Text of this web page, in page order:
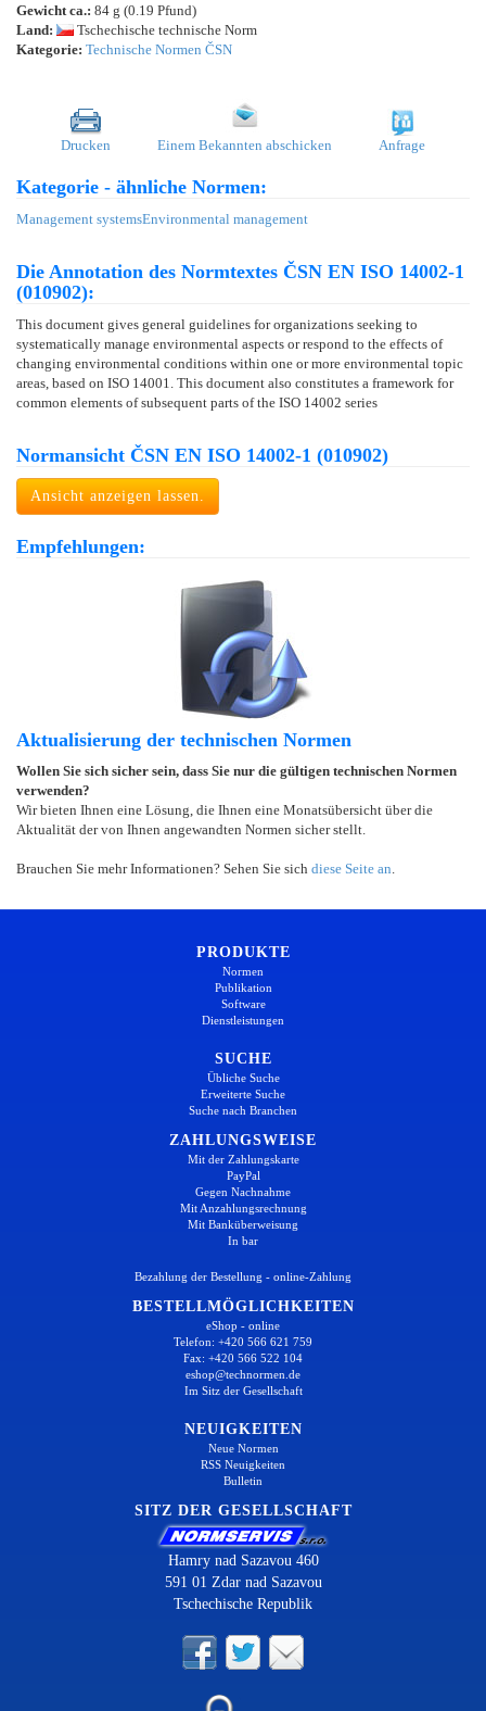
Gewicht ca.: 84 g (0.19 Pfund)
Land:
Tschechische technische Norm
Kategorie: Technische Normen ČSN
Drucken Einem Bekannten abschicken Anfrage
Kategorie - ähnliche Normen:
Management systemsEnvironmental management
Die Annotation des Normtextes ČSN EN ISO 14002-1
(010902):
This document gives general guidelines for organizations seeking to
systematically manage environmental aspects or respond to the effects of
changing environmental conditions within one or more environmental topic
areas, based on ISO 14001. This document also constitutes a framework for
common elements of subsequent parts of the ISO 14002 series
Normansicht ČSN EN ISO 14002-1 (010902)
Ansicht anzeigen lassen.
Empfehlungen:
Aktualisierung der technischen Normen
Wollen Sie sich sicher sein, dass Sie nur die gültigen technischen Normen
verwenden?
Wir bieten Ihnen eine Lösung, die Ihnen eine Monatsübersicht über die
Aktualität der von Ihnen angewandten Normen sicher stellt.
Brauchen Sie mehr Informationen? Sehen Sie sich diese Seite an
PRODUKTE
Normen
Publikation
Software
Dienstleistungen
SUCHE
Übliche Suche
Erweiterte Suche
Suche nach Branchen
ZAHLUNGSWEISE
Mit der Zahlungskarte
PayPal
Gegen Nachnahme
Mit Anzahlungsrechnung
Mit Banküberweisung
In bar
Bezahlung der Bestellung - online-Zahlung
BESTELLMÖGLICHKEITEN
eShop - online
Telefon: +420 566 621 759
Fax: +420 566 522 104
eshop@technormen.de
Im Sitz der Gesellschaft
NEUIGKEITEN
Neue Normen
RSS Neuigkeiten
Bulletin
SITZ DER GESELLSCHAFT
Hamry nad Sazavou 460
591 01 Zdar nad Sazavou
Tschechische Republik